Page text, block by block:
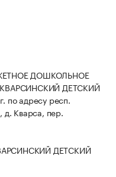
ДОШКОЛЬНОЕ
ДЕТСКИЙ
по адресу респ.
д. Кварса, пер.
ДЕТСКИЙ